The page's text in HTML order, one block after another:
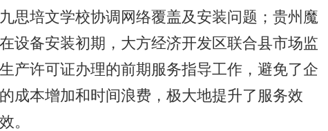
思培文学校协调网络覆盖及安装问题；贵州魔
设备安装初期，大方经济开发区联合县市场监
产许可证办理的前期服务指导工作，避免了企
成本增加和时间浪费，极大地提升了服务效
。